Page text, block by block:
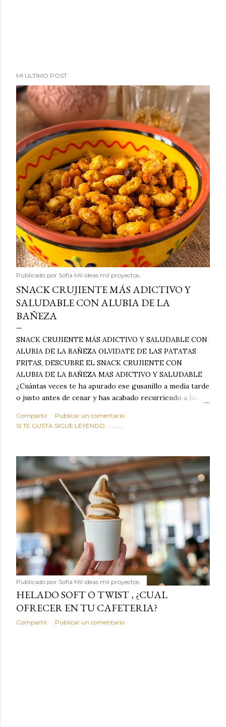
MI ULTIMO POST
Publicado por Sofía Mil ideas mil proyectos
SNACK CRUJIENTE MÁS ADICTIVO Y
SALUDABLE CON ALUBIA DE LA
BAÑEZA
SNACK CRUJIENTE MÁS ADICTIVO Y SALUDABLE CON
ALUBIA DE LA BAÑEZA OLVIDATE DE LAS PATATAS
FRITAS, DESCUBRE EL SNACK CRUJIENTE CON
ALUBIA DE LA BAÑEZA MAS ADICTIVO Y SALUDABLE
¿Cuántas veces te ha apurado ese gusanillo a media tarde
o justo antes de cenar y has acabado recurriendo a las
típicas patatas de bolsa, frutos secos fritos o snacks
ultraprocesados llenos de grasas saturadas y sodio?
sabroso, con ese toque tostado y crujiente que tanto nos
satisface. Estas alubias crujientes al horno van a cambiar
por completo tu forma de ver las legumbres. Olvídate de
asociar las alubias únicamente a los guisos tradicionales y
copiosos de invierno. Con esta receta simple pero
revolucionaria, transformaremos un ingrediente tan
humilde como la alubia de La Bañeza en un snack ligero,
dorado, cargado de proteína y 100% natural. Es el
sustituto perfecto a los frutos se...
Compartir
Publicar un comentario
SI TE GUSTA SIGUE LEYENDO............
Publicado por Sofía Mil ideas mil proyectos
HELADO SOFT O TWIST , ¿CUAL
OFRECER EN TU CAFETERIA?
Compartir Publicar un comentario